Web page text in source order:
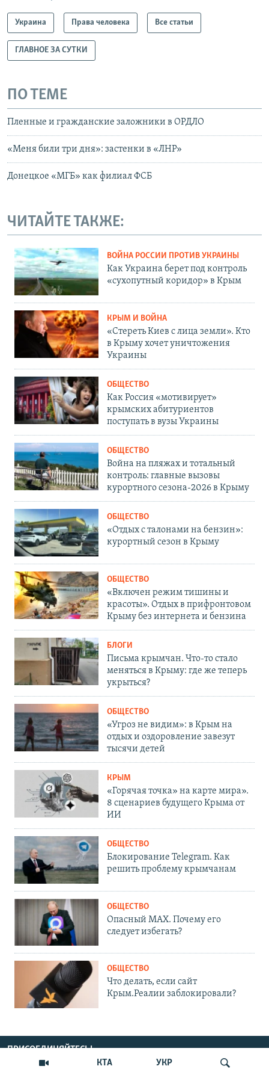
КТА УКР
Украина Права человека Все статьи
ГЛАВНОЕ ЗА СУТКИ
ПО ТЕМЕ
Пленные и гражданские заложники в ОРДЛО
«Меня били три дня»: застенки в «ЛНР»
Донецкое «МГБ» как филиал ФСБ
ЧИТАЙТЕ ТАКЖЕ:
ВОЙНА РОССИИ ПРОТИВ УКРАИНЫ
Как Украина берет под контроль
«сухопутный коридор» в Крым
КРЫМ И ВОЙНА
«Стереть Киев с лица земли». Кто
в Крыму хочет уничтожения
Украины
ОБЩЕСТВО
Как Россия «мотивирует»
крымских абитуриентов
поступать в вузы Украины
ОБЩЕСТВО
Война на пляжах и тотальный
контроль: главные вызовы
курортного сезона-2026 в Крыму
ОБЩЕСТВО
«Отдых с талонами на бензин»:
курортный сезон в Крыму
ОБЩЕСТВО
«Включен режим тишины и
красоты». Отдых в прифронтовом
Крыму без интернета и бензина
БЛОГИ
Письма крымчан. Что-то стало
меняться в Крыму: где же теперь
укрыться?
ОБЩЕСТВО
«Угроз не видим»: в Крым на
отдых и оздоровление завезут
тысячи детей
КРЫМ
«Горячая точка» на карте мира».
8 сценариев будущего Крыма от
ИИ
ОБЩЕСТВО
Блокирование Telegram. Как
решить проблему крымчанам
ОБЩЕСТВО
Опасный MAX. Почему его
следует избегать?
ОБЩЕСТВО
Что делать, если сайт
Крым.Реалии заблокировали?
ПРИСОЕДИНЯЙТЕСЬ!